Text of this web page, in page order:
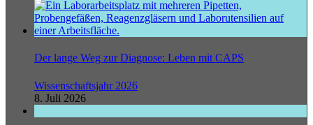
Der lange Weg zur Diagnose: Leben mit CAPS
Wissenschaftsjahr 2026
8. Juli 2026